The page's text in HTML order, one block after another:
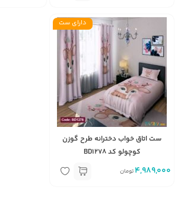
دارای ست
ست اتاق خواب دخترانه طرح گوزن
کوچولو کد BD1278
4,989,000 تومان